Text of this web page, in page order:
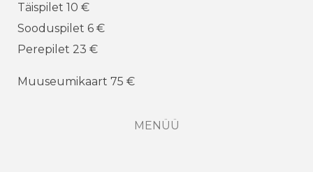
Täispilet 10 €
Sooduspilet 6 €
Perepilet 23 €
Muuseumikaart 75 €
MENÜÜ